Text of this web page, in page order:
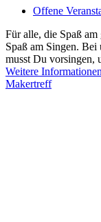
Offene
Für alle, die Spaß
Spaß am Singen.
musst Du vorsingen,
Weitere Informationen
Makertreff